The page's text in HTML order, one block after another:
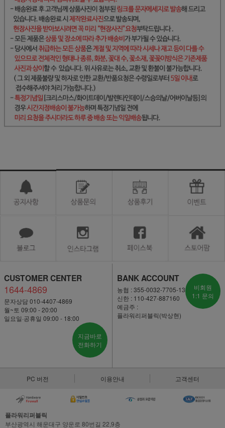
CUSTOMER CENTER
1644-4869
문자상담 010-4407-4869
월~토 09:00 - 20:00
일요일·공휴일 09:00 - 18:00
지금바로
전화하기
BANK ACCOUNT
농협 : 355-0032-7705-13
신한 : 110-427-887160
예금주 :
플라워리퍼블릭(박상현)
비회원
1:1 문의
PC 버전 이용안내 고객센터
플라워리퍼블릭
부산광역시 해운대구 양운로 80번길 22,9층